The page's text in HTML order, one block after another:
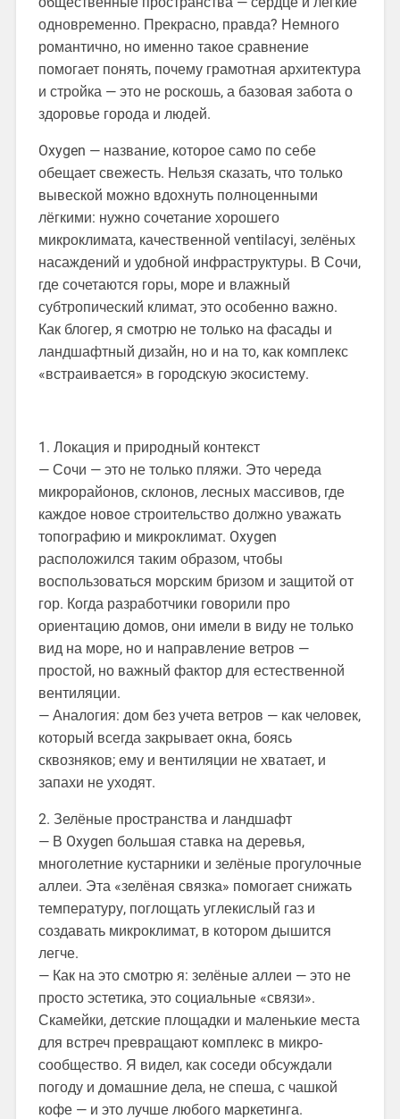
одновременно. Прекрасно, правда? Немного
романтично, но именно такое сравнение
помогает понять, почему грамотная архитектура
и стройка — это не роскошь, а базовая забота о
здоровье города и людей.
Oxygen — название, которое само по себе
обещает свежесть. Нельзя сказать, что только
вывеской можно вдохнуть полноценными
лёгкими: нужно сочетание хорошего
микроклимата, качественной ventilacyi, зелёных
насаждений и удобной инфраструктуры. В Сочи,
где сочетаются горы, море и влажный
субтропический климат, это особенно важно.
Как блогер, я смотрю не только на фасады и
ландшафтный дизайн, но и на то, как комплекс
«встраивается» в городскую экосистему.
1. Локация и природный контекст
— Сочи — это не только пляжи. Это череда
микрорайонов, склонов, лесных массивов, где
каждое новое строительство должно уважать
топографию и микроклимат. Oxygen
расположился таким образом, чтобы
воспользоваться морским бризом и защитой от
гор. Когда разработчики говорили про
ориентацию домов, они имели в виду не только
вид на море, но и направление ветров —
простой, но важный фактор для естественной
вентиляции.
— Аналогия: дом без учета ветров — как человек,
который всегда закрывает окна, боясь
сквозняков; ему и вентиляции не хватает, и
запахи не уходят.
2. Зелёные пространства и ландшафт
— В Oxygen большая ставка на деревья,
многолетние кустарники и зелёные прогулочные
аллеи. Эта «зелёная связка» помогает снижать
температуру, поглощать углекислый газ и
создавать микроклимат, в котором дышится
легче.
— Как на это смотрю я: зелёные аллеи — это не
просто эстетика, это социальные «связи».
Скамейки, детские площадки и маленькие места
для встреч превращают комплекс в микро-
сообщество. Я видел, как соседи обсуждали
погоду и домашние дела, не спеша, с чашкой
кофе — и это лучше любого маркетинга.